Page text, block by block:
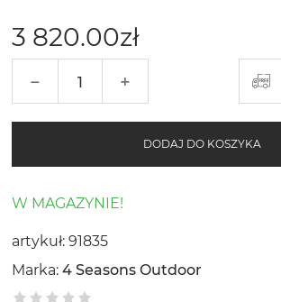
3 820.00zł
− +
DODAJ DO KOSZYKA
W MAGAZYNIE!
artykuł: 91835
Marka: 4 Seasons Outdoor